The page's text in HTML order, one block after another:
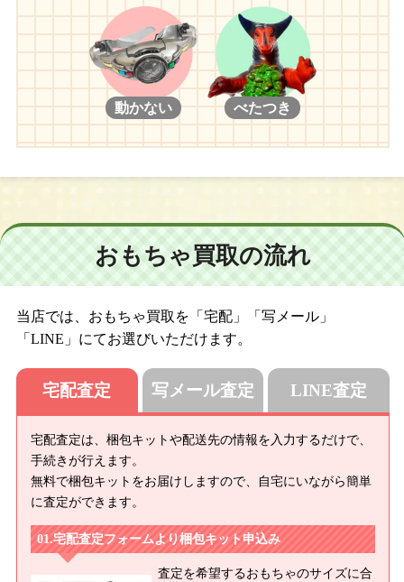
動かない べたつき
おもちゃ買取の流れ
当店では、おもちゃ買取を「宅配」「写メール」
「LINE」にてお選びいただけます。
宅配査定
宅配査定は、梱包キットや配送先の情報を入力するだけで、
手続きが行えます。
無料で梱包キットをお届けしますので、自宅にいながら簡単
に査定ができます。
宅配査定フォームより梱包キット申込み
査定を希望するおもちゃのサイズに合
写メール査定 LINE査定